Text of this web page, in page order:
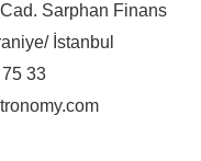
Sarphan Finans
İstanbul
33